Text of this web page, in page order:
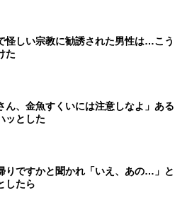
怪しい宗教に勧誘された男性は…こう
た
ん、金魚すくいには注意しなよ」ある
ッとした
りですかと聞かれ「いえ、あの…」と
したら